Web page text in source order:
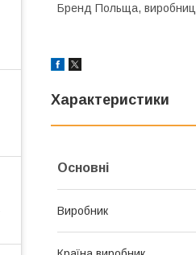
Бренд Польща,
Характеристики
Основні
Виробник